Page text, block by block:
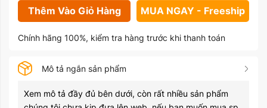
Thêm Vào Giỏ Hàng MUA NGAY - Freeship
Chính hãng 100%, kiểm tra hàng trước khi thanh toán
Mô tả ngắn sản phẩm
Xem mô tả đầy đủ bên dưới, còn rất nhiều sản phẩm